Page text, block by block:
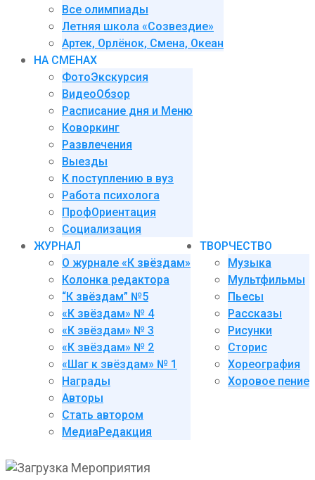
Все олимпиады
Летняя школа «Созвездие»
Артек, Орлёнок, Смена, Океан
НА СМЕНАХ
ФотоЭкскурсия
ВидеоОбзор
Расписание дня и Меню
Коворкинг
Развлечения
Выезды
К поступлению в вуз
Работа психолога
ПрофОриентация
Социализация
ЖУРНАЛ
О журнале «К звёздам»
Колонка редактора
“К звёздам” №5
«К звёздам» № 4
«К звёздам» № 3
«К звёздам» № 2
«Шаг к звёздам» № 1
Награды
Авторы
Стать автором
МедиаРедакция
ТВОРЧЕСТВО
Музыка
Мультфильмы
Пьесы
Рассказы
Рисунки
Сторис
Хореография
Хоровое пение